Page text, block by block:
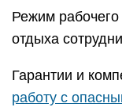
Режим
отдыха
Гарантии и
работу с